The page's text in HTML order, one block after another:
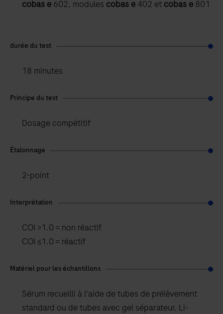
cobas e 602, modules cobas e 402 et cobas e 801
durée du test
18 minutes
Principe du test
Dosage compétitif
Étalonnage
2-point
Interprétation
COI >1.0 = non réactif
COI ≤1.0 = réactif
Matériel pour les échantillons
Sérum recueilli à l'aide de tubes de prélèvement
standard ou de tubes avec gel séparateur. Li-